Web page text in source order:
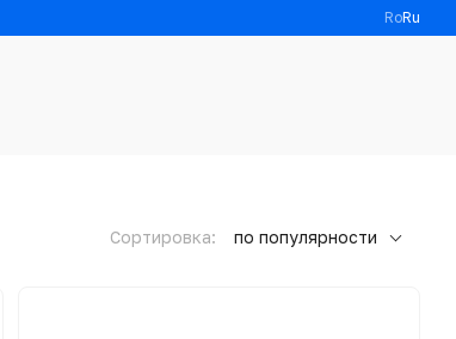
RoRu
Сортировка: по популярности